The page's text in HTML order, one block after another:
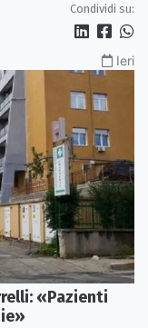
Condividi su:
Ieri
«Pazienti